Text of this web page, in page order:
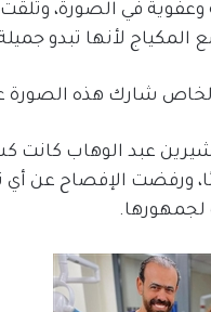
في الصورة،
لأنها تبدو
شارك هذه الصورة
ورفضت الإفصاح عن
لجمهورها.